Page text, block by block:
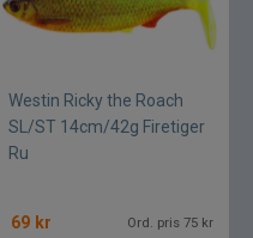
Westin Ricky the Roach
SL/ST 14cm/42g Firetiger
Ru
69 kr Ord. pris 75 kr